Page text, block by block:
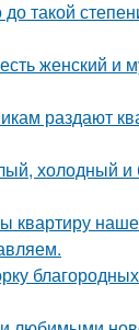
такой
женский и
раздают
холодный и
квартиру